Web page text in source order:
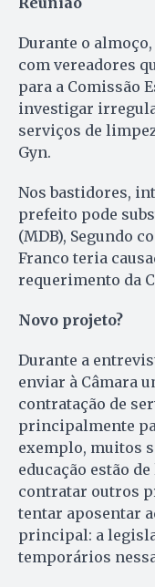
Durante o
com vereadores
para a Comissão
investigar
serviços de
Gyn.
Nos bastidores,
prefeito pode
(MDB), Segundo
Franco teria
requerimento da
Novo projeto?
Durante a
enviar à Câmara
contratação de
principalmente
exemplo, muitos
educação estão
contratar outros
tentar aposentar
principal: a
temporários